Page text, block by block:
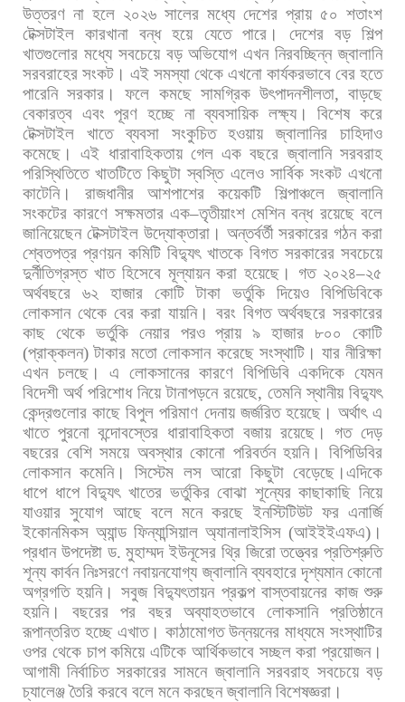
উত্তরণ না হলে ২০২৬ সালের মধ্যে দেশের প্রায় ৫০ শতাংশ
টেক্সটাইল কারখানা বন্ধ হয়ে যেতে পারে। দেশের বড় শিল্প
খাতগুলোর মধ্যে সবচেয়ে বড় অভিযোগ এখন নিরবচ্ছিন্ন জ্বালানি
সরবরাহের সংকট। এই সমস্যা থেকে এখনো কার্যকরভাবে বের হতে
পারেনি সরকার। ফলে কমছে সামগ্রিক উৎপাদনশীলতা,বাড়ছে
বেকারত্ব এবং পূরণ হচ্ছে না ব্যবসায়িক লক্ষ্য। বিশেষ করে
টেক্সটাইল
খাতে ব্যবসা সংকুচিত হওয়ায় জ্বালানির
চাহিদাও
কমেছে।
এই ধারাবাহিকতায় গেল এক বছরে জ্বালানি সরবরাহ
পরিস্থিতিতে খাতটিতে কিছুটা স্বস্তি এলেও সার্বিক সংকট এখনো
কাটেনি।
রাজধানীর আশপাশের কয়েকটি শিল্পাঞ্চলে
জ্বালানি
সংকটের কারণে সক্ষমতার এক–তৃতীয়াংশ মেশিন বন্ধ রয়েছে বলে
জানিয়েছেন টেক্সটাইল উদ্যোক্তারা। অন্তর্বর্তী সরকারের গঠন করা
শ্বেতপত্র প্রণয়ন কমিটি বিদ্যুৎ খাতকে বিগত সরকারের সবচেয়ে
দুর্নীতিগ্রস্ত খাত হিসেবে মূল্যায়ন করা হয়েছে। গত ২০২৪–২৫
অর্থবছরে
৬২ হাজার কোটি টাকা ভর্তুকি দিয়েও
বিপিডিবিকে
লোকসান থেকে বের করা যায়নি। বরং বিগত অর্থবছরে সরকারের
কাছ থেকে ভর্তুকি নেয়ার পরও প্রায় ৯ হাজার ৮০০
কোটি
(প্রাক্কলন)টাকার মতো লোকসান করেছে সংস্থাটি। যার নীরিক্ষা
এখন চলছে। এ লোকসানের কারণে বিপিডিবি একদিকে যেমন
বিদেশী অর্থ পরিশোধ নিয়ে টানাপড়নে রয়েছে, তেমনি স্থানীয় বিদ্যুৎ
কেন্দ্রগুলোর কাছে বিপুল পরিমাণ দেনায় জর্জরিত হয়েছে। অর্থাৎ এ
খাতে পুরনো বন্দোবস্তের ধারাবাহিকতা বজায় রয়েছে। গত দেড়
বছরের বেশি সময়ে অবস্থার কোনো পরিবর্তন হয়নি।
বিপিডিবির
লোকসান কমেনি। সিস্টেম লস আরো কিছুটা বেড়েছে।এদিকে
ধাপে ধাপে বিদ্যুৎ খাতের ভর্তুকির বোঝা শূন্যের কাছাকাছি নিয়ে
যাওয়ার সুযোগ আছে বলে মনে করছে ইনস্টিটিউট ফর এনার্জি
ইকোনমিকস অ্যান্ড ফিন্যান্সিয়াল অ্যানালাইসিস (আইইইএফএ) ।
প্রধান উপদেষ্টা ড.মুহাম্মদ ইউনূসের থ্রি জিরো তত্ত্বের প্রতিশ্রুতি
শূন্য কার্বন নিঃসরণে নবায়নযোগ্য জ্বালানি ব্যবহারে দৃশ্যমান কোনো
অগ্রগতি হয়নি। সবুজ বিদ্যুৎতায়ন প্রকল্প বাস্তবায়নের কাজ শুরু
হয়নি।
বছরের পর বছর অব্যাহতভাবে লোকসানি
প্রতিষ্ঠানে
রূপান্তরিত হচ্ছে এখাত। কাঠামোগত উন্নয়নের মাধ্যমে সংস্থাটির
ওপর থেকে চাপ কমিয়ে এটিকে আর্থিকভাবে সচ্ছল করা প্রয়োজন।
আগামী নির্বাচিত সরকারের সামনে জ্বালানি সরবরাহ সবচেয়ে বড়
চ্যালেঞ্জ তৈরি করবে বলে মনে করছেন জ্বালানি বিশেষজ্ঞরা।